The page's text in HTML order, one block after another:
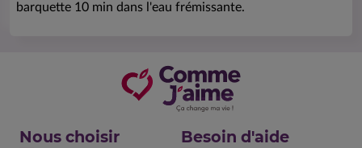
barquette 10 min dans l'eau frémissante.
Nous choisir Besoin d'aide